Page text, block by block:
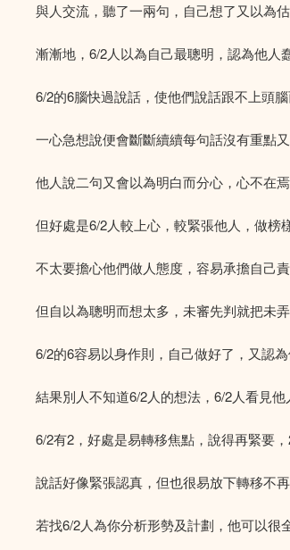
與人交流，聽了一兩句，自己想了又以為
漸漸地，6/2人以為自己最聰明，認為他人
6/2的6腦快過說話，使他們說話跟不上頭腦
一心急想說便會斷斷續續每句話沒有重點又
他人說二句又會以為明白而分心，心不在焉
但好處是6/2人較上心，較緊張他人，做榜
不太要擔心他們做人態度，容易承擔自己責
但自以為聰明而想太多，未審先判就把未弄
6/2的6容易以身作則，自己做好了，又認
結果別人不知道6/2人的想法，6/2人看見他
6/2有2，好處是易轉移焦點，說得再緊要
說話好像緊張認真，但也很易放下轉移不再
若找6/2人為你分析形勢及計劃，他可以很